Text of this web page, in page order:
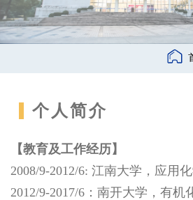
个人简介
【教育及工作经历】
2008/9-2012/6: 江南大学，应用
2012/9-2017/6：南开大学，有